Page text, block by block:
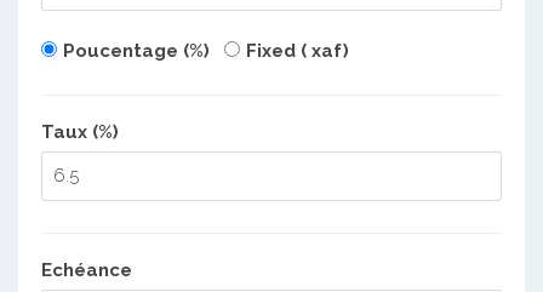
Poucentage (%) Fixed ( xaf)
Taux (%)
Echéance